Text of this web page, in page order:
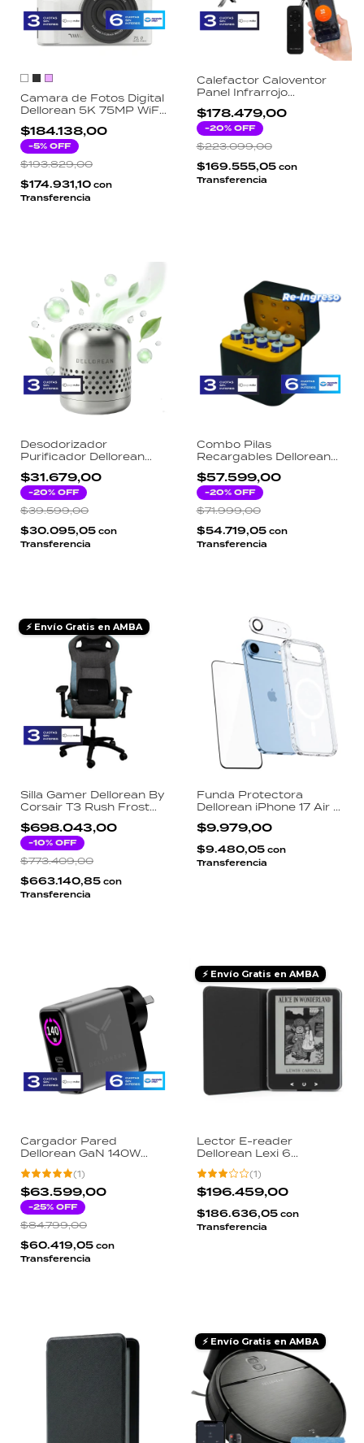
Camara de Fotos Digital
Dellorean 5K 75MP WiFi
Kit de Fotografía con
Trípode y Memoria
64GB
$184.138,00
-5% OFF
$193.829,00
$174.931,10 con
Transferencia
Calefactor Caloventor
Panel Infrarrojo
Dellorean 480W Bajo
Consumo WiFi App Tuya
Alexa Google Assistant
$178.479,00
-20% OFF
$223.099,00
$169.555,05 con
Transferencia
Desodorizador
Purificador Dellorean
Mini Acero Inoxidable 10
Años Sin Mantenimiento
Tecnología CH-CUT para
Heladera Auto y Baño
$31.679,00
-20% OFF
$39.599,00
$30.095,05 con
Transferencia
Combo Pilas
Recargables Dellorean
BlupiBox Litio 1.5V 4AA
4AAA Estuche de Carga
Inteligente y Cable
$57.599,00
-20% OFF
$71.999,00
$54.719,05 con
Transferencia
⚡ Envío Gratis en AMBA
Silla Gamer Dellorean By
Corsair T3 Rush Frost
Tela 4D Reclinable 120kg
- Carbon y Azul
$698.043,00
-10% OFF
$773.409,00
$663.140,85 con
Transferencia
Funda Protectora
Dellorean iPhone 17 Air 3
en 1 Transparente
Magsafe Pro Antigolpes
Vidrio Templado HD y
Protector de Camara
$9.979,00
$9.480,05 con
Transferencia
Cargador Pared
Dellorean GaN 140W
Display LCD Macbook
Pro Notebook Gaming 3
Salidas USB-C USB-A
(1)
$63.599,00
-25% OFF
$84.799,00
$60.419,05 con
Transferencia
⚡ Envío Gratis en AMBA
Lector E-reader
Dellorean Lexi 6
Pulgadas 32GB Android
8.1 Pantalla 300ppi Luz
Ajustable WiFi Bluetooth
Negro
(1)
$196.459,00
$186.636,05 con
Transferencia
⚡ Envío Gratis en AMBA